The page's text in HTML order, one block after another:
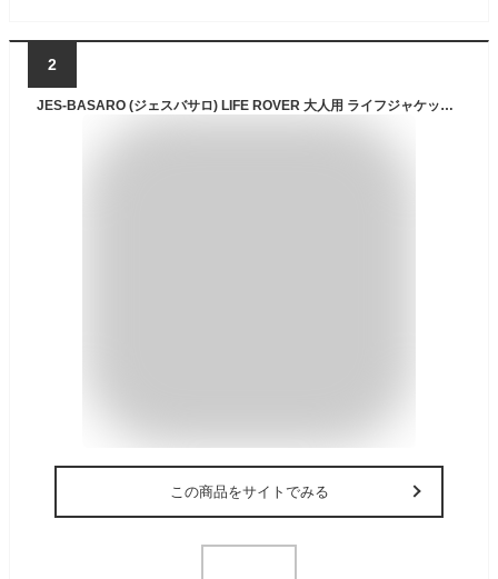
2
JES-BASARO (ジェスバサロ) LIFE ROVER 大人用 ライフジャケット シュノーケリング ベスト フローティングベスト 釣り 固型式ライフジャケット 浮力7kg 浮力7N bas-life-if001M 身長:135-175cm Mサイズ (ブラック)
この商品をサイトでみる